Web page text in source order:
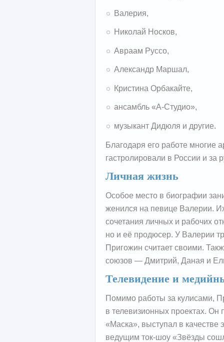
Валерия,
Николай Носков,
Авраам Руссо,
Александр Маршал,
Кристина Орбакайте,
ансамбль «А-Студио»,
музыкант Дидюля и другие.
Благодаря его работе многие
гастролировали в России и за
Личная жизнь
Особое место в биографии
женился на певице Валерии.
сочетания личных и рабочих
но и её продюсер. У Валерии
Пригожин считает своими.
союзов — Дмитрий, Даная и
Телевидение и
Помимо работы за кулисами,
в телевизионных проектах.
«Маска», выступал в качестве
ведущим ток-шоу «Звёзды